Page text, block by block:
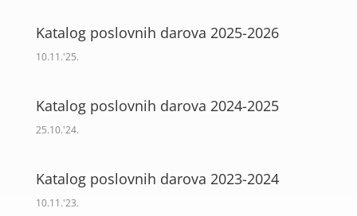
Katalog poslovnih darova 2025-2026
10.11.'25.
Katalog poslovnih darova 2024-2025
25.10.'24.
Katalog poslovnih darova 2023-2024
10.11.'23.